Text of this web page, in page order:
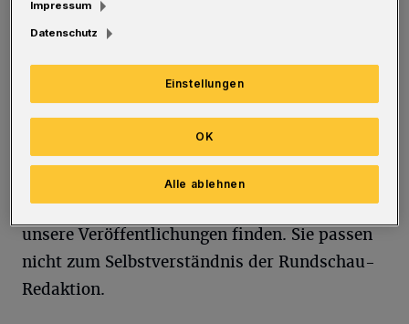
Foto: Björn Hickmann
W Und wir werden in Zukunft mit
größter Sorgfalt darauf achten, dass keine
Formulierungen solcher Art mehr den Weg in
unsere Veröffentlichungen finden. Sie passen
nicht zum Selbstverständnis der Rundschau-
Redaktion.
Impressum
Datenschutz
Einstellungen
Alle ablehnen
OK